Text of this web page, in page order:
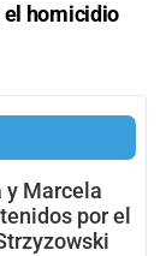
el homicidio
y Marcela
por el